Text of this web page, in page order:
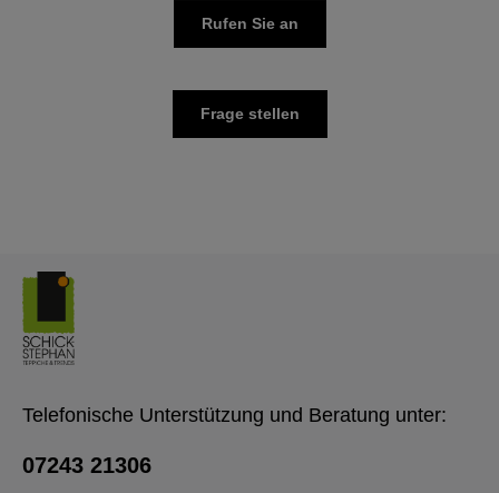
Rufen Sie an
Frage stellen
Telefonische Unterstützung und Beratung unter:
07243 21306